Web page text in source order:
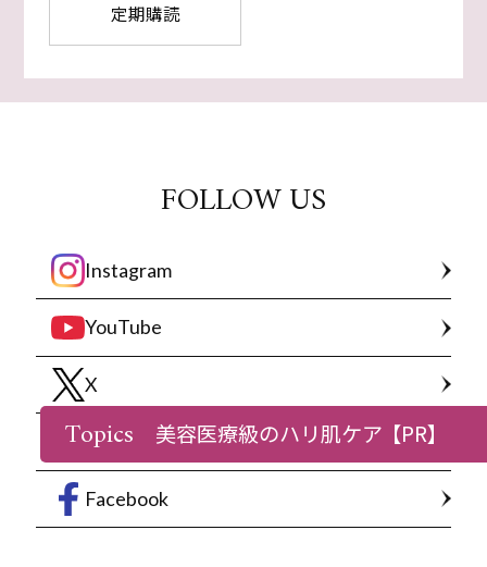
定期購読
FOLLOW US
Instagram
YouTube
X
LINE
Facebook
Topics 美容医療級のハリ肌ケア【PR】